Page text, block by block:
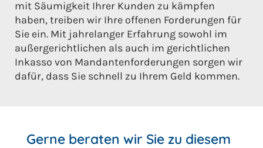
mit Säumigkeit Ihrer Kunden zu kämpfen
haben, treiben wir Ihre offenen Forderungen für
Sie ein. Mit jahrelanger Erfahrung sowohl im
außergerichtlichen als auch im gerichtlichen
Inkasso von Mandantenforderungen sorgen wir
dafür, dass Sie schnell zu Ihrem Geld kommen.
Gerne beraten wir Sie zu diesem